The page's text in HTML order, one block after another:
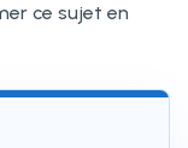
ce sujet en